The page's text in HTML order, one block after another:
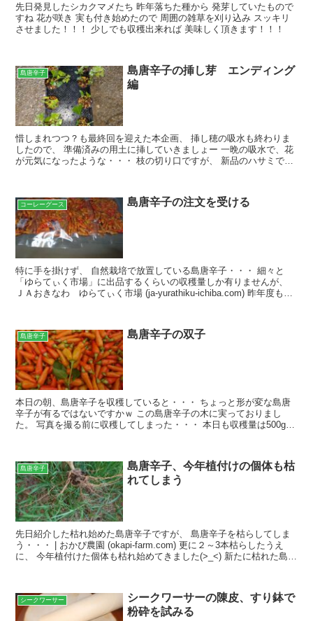
先日発見したシカクマメたち 昨年落ちた種から 発芽していたもので
すね 花が咲き 実も付き始めたので 周囲の雑草を刈り込み スッキリ
させました！！！ 少しでも収穫出来れば 美味しく頂きます！！！
島唐辛子
島唐辛子の挿し芽 エンディング
編
惜しまれつつ？も最終回を迎えた本企画、 挿し穂の吸水も終わりま
したので、 準備済みの用土に挿していきましょー 一晩の吸水で、花
が元気になったような・・・ 枝の切り口ですが、 新品のハサミでサ
コーレーグース 島唐辛子の注文を受ける
特に手を掛けず、 自然栽培で放置している島唐辛子・・・ 細々と
「ゆらてぃく市場」に出品するくらいの収穫量しか有りませんが、
ＪＡおきなわ ゆらてぃく市場 (ja-yurathiku-ichiba.com) 昨年度もお
島唐辛子 島唐辛子の双子
本日の朝、島唐辛子を収穫していると・・・ ちょっと形が変な島唐
辛子が有るではないですかｗ この島唐辛子の木に実っておりまし
た。 写真を撮る前に収穫してしまった・・・ 本日も収穫量は500g以
島唐辛子
島唐辛子、今年植付けの個体も枯
れてしまう
先日紹介した枯れ始めた島唐辛子ですが、 島唐辛子を枯らしてしま
う・・・ | おかぴ農園 (okapi-farm.com) 更に２～3本枯らしたうえ
に、 今年植付けた個体も枯れ始めてきました(>_<) 新たに枯れた島唐
シークワーサー
シークワーサーの陳皮、すり鉢で
粉砕を試みる